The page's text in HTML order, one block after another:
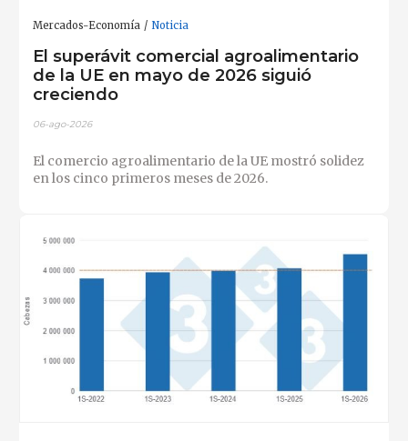
Mercados-Economía Noticia
El superávit comercial agroalimentario
de la UE en mayo de 2026 siguió
creciendo
06-ago-2026
El comercio agroalimentario de la UE mostró solidez
en los cinco primeros meses de 2026.